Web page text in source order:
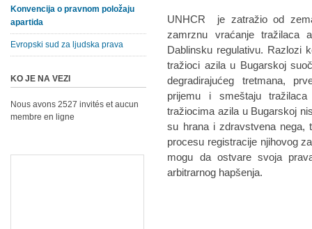
UNHCR je zatražio od
zamrznu vraćanje tražilaca
Dablinsku regulativu. Razlozi
tražioci azila u Bugarskoj
degradirajućeg tretmana,
prijemu i smeštaju tražilaca
tražiocima azila u Bugarskoj
su hrana i zdravstvena nega,
procesu registracije njihovog
mogu da ostvare svoja
arbitrarnog hapšenja.
Konvencija o pravnom položaju
apartida
Evropski sud za ljudska prava
KO JE NA VEZI
Nous avons 2527 invités et aucun
membre en ligne